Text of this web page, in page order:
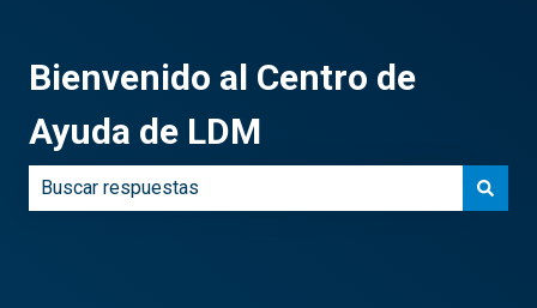
Bienvenido al Centro de
Ayuda de LDM